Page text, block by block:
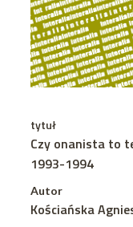
tytuł
Czy onanista to
1993-1994
Autor
Kościańska